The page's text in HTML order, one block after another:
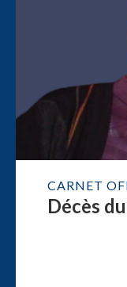
CARNET
Décès